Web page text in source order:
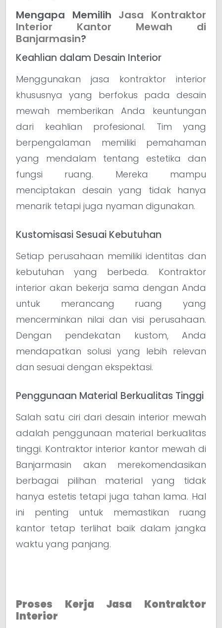
Mengapa Memilih Jasa Kontraktor
Interior Kantor Mewah di
Banjarmasin?
Keahlian dalam Desain Interior
Menggunakan jasa kontraktor interior
khususnya yang berfokus pada desain
mewah memberikan Anda keuntungan
dari keahlian profesional. Tim yang
berpengalaman memiliki pemahaman
yang mendalam tentang estetika dan
fungsi ruang. Mereka mampu
menciptakan desain yang tidak hanya
menarik tetapi juga nyaman digunakan.
Kustomisasi Sesuai Kebutuhan
Setiap perusahaan memiliki identitas dan
kebutuhan yang berbeda. Kontraktor
interior akan bekerja sama dengan Anda
untuk merancang ruang yang
mencerminkan nilai dan visi perusahaan.
Dengan pendekatan kustom, Anda
mendapatkan solusi yang lebih relevan
dan sesuai dengan ekspektasi.
Penggunaan Material Berkualitas Tinggi
Salah satu ciri dari desain interior mewah
adalah penggunaan material berkualitas
tinggi. Kontraktor interior kantor mewah di
Banjarmasin akan merekomendasikan
berbagai pilihan material yang tidak
hanya estetis tetapi juga tahan lama. Hal
ini penting untuk memastikan ruang
kantor tetap terlihat baik dalam jangka
waktu yang panjang.
Proses Kerja Jasa Kontraktor
Interior